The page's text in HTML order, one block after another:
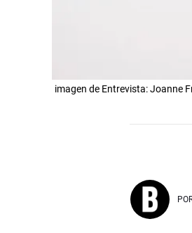
imagen de Entrevista: Joanne